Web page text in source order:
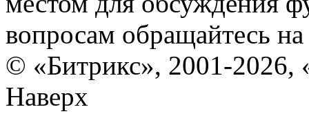
вопросам обращайтесь
© «Битрикс», 2001-2026,
Наверх